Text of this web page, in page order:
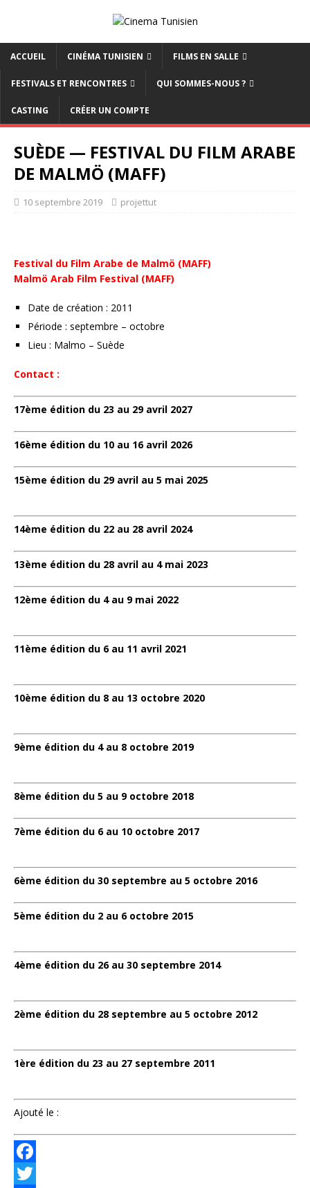
ACCUEIL CINÉMA TUNISIEN FILMS EN SALLE
FESTIVALS ET RENCONTRES QUI SOMMES-NOUS ?
CASTING CRÉER UN COMPTE
SUÈDE — FESTIVAL DU FILM ARABE
DE MALMÖ (MAFF)
10 septembre 2019 projettut
Festival du Film Arabe de Malmö (MAFF)
Malmö Arab Film Festival (MAFF)
Date de création : 2011
Période : septembre – octobre
Lieu : Malmo – Suède
Contact :
17ème édition du 23 au 29 avril 2027
16ème édition du 10 au 16 avril 2026
15ème édition du 29 avril au 5 mai 2025
14ème édition du 22 au 28 avril 2024
13ème édition du 28 avril au 4 mai 2023
12ème édition du 4 au 9 mai 2022
11ème édition du 6 au 11 avril 2021
10ème édition du 8 au 13 octobre 2020
9ème édition du 4 au 8 octobre 2019
8ème édition du 5 au 9 octobre 2018
7ème édition du 6 au 10 octobre 2017
6ème édition du 30 septembre au 5 octobre 2016
5ème édition du 2 au 6 octobre 2015
4ème édition du 26 au 30 septembre 2014
2ème édition du 28 septembre au 5 octobre 2012
1ère édition du 23 au 27 septembre 2011
Ajouté le :
F